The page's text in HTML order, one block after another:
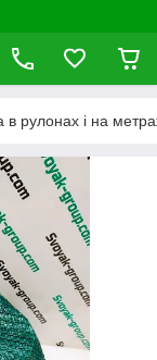
в рулонах і на